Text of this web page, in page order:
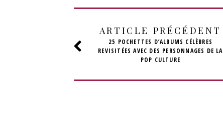
ARTICLE PRÉCÉDENT
25 POCHETTES D’ALBUMS CÉLÈBRES
REVISITÉES AVEC DES PERSONNAGES DE LA
POP CULTURE